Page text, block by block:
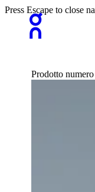
Press Escape to close
Prodotto